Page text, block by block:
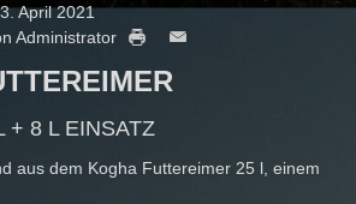
April 2021
Administrator
+ 8 L EINSATZ
aus dem Kogha Futtereimer 25 l, einem